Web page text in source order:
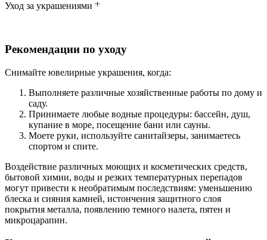
Уход за украшениями
Рекомендации по уходу
Снимайте ювелирные украшения, когда:
Выполняете различные хозяйственные работы по дому и
саду.
Принимаете любые водные процедуры: бассейн, душ,
купание в море, посещение бани или сауны.
Моете руки, используйте санитайзеры, занимаетесь
спортом и спите.
Воздействие различных моющих и косметических средств,
бытовой химии, воды и резких температурных перепадов
могут привести к необратимым последствиям: уменьшению
блеска и сияния камней, истончения защитного слоя
покрытия металла, появлению темного налета, пятен и
микроцарапин.